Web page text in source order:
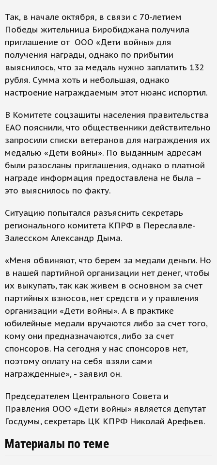
Так, в начале октября, в связи с 70-летием
Победы жительница Биробиджана получила
приглашение от ООО «Дети войны» для
получения награды, однако по прибытии
выяснилось, что за медаль нужно заплатить 132
рубля. Сумма хоть и небольшая, однако
настроение награждаемым этот нюанс испортил.
В Комитете соцзащиты населения правительства
ЕАО пояснили, что общественники действительно
запросили списки ветеранов для награждения их
медалью «Дети войны». По выданным адресам
были разосланы приглашения, однако о платной
награде информация предоставлена не была –
это выяснилось по факту.
Ситуацию попытался разъяснить секретарь
регионального комитета КПРФ в Переславле-
Залесском Александр Дыма.
«Меня обвиняют, что берем за медали деньги. Но
в нашей партийной организации нет денег, чтобы
их выкупать, так как живем в основном за счет
партийных взносов, нет средств и у правления
организации «Дети войны». А в практике
юбилейные медали вручаются либо за счет того,
кому они предназначаются, либо за счет
спонсоров. На сегодня у нас спонсоров нет,
поэтому оплату на себя взяли сами
награжденные», - заявил он.
Председателем Центрального Совета и
Правления ООО «Дети войны» является депутат
Госдумы, секретарь ЦК КПРФ Николай Арефьев.
Материалы по теме